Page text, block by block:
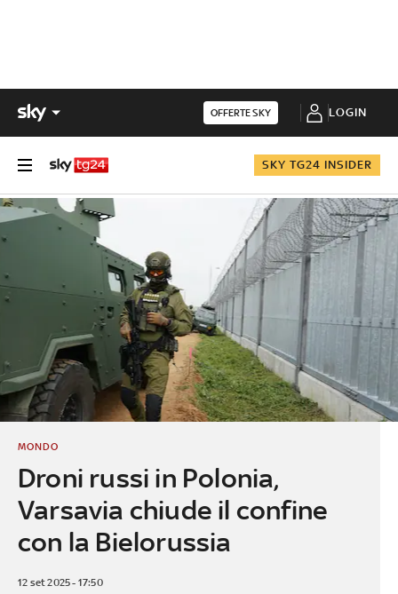
OFFERTE SKY LOGIN
SKY TG24 INSIDER
Droni russi in Polonia,
Varsavia chiude il confine
con la Bielorussia
MONDO
12 set 2025 - 17:50